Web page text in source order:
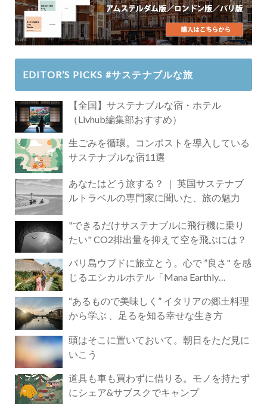
EDITOR’S PICKS #サステナブルな旅
【全国】サステナブルな宿・ホテル
（Livhub編集部おすすめ）
生ごみを循環。コンポストを導入している
サステナブルな宿11選
あなたはどう旅する？ ｜ 英国サステナブ
ルトラベルの専門家に聞いた、旅の魅力
"できるだけサステナブルに飛行機に乗り
たい" CO2排出量を抑えて空を飛ぶには？
バリ島ウブドに旅立とう。心で ”良さ" を感
じるエシカルホテル「Mana Earthly
“あるもので美味しく” イタリアの郷土料理
から学ぶ 、足るを知る幸せな生き方
頭はそこに置いておいて。朝日をただ見に
いこう
道具も車も買わずに借りる。モノを持たず
にシェア&サブスクでキャンプ